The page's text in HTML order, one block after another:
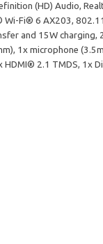
(HD) Audio,
Wi-Fi® 6 AX203,
and 15W charging,
1x microphone
2.1 TMDS, 1x